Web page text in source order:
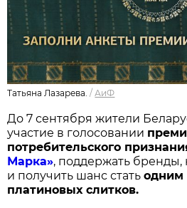
Татьяна Лазарева. /АиФ
До 7 сентября жители
участие в голосовании п
потребительского
Марка», поддержать
и получить шанс статьодним
платиновых слитков.